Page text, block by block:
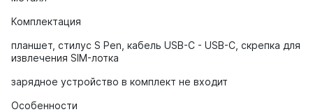
Комплектация
планшет, стилус S Pen, кабель USB-C - USB-C, скрепка для
извлечения SIM-лотка
зарядное устройство в комплект не входит
Особенности